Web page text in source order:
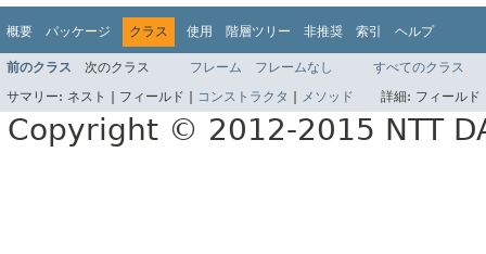
概要 パッケージ クラス 使用 階層ツリー 非推奨 索引 ヘルプ
前のクラス 次のクラス フレーム フレームなし
すべてのクラス
サマリー: ネスト | フィールド | コンストラクタ メソッド 詳細: フィール
Copyright © 2012-2015 NTT